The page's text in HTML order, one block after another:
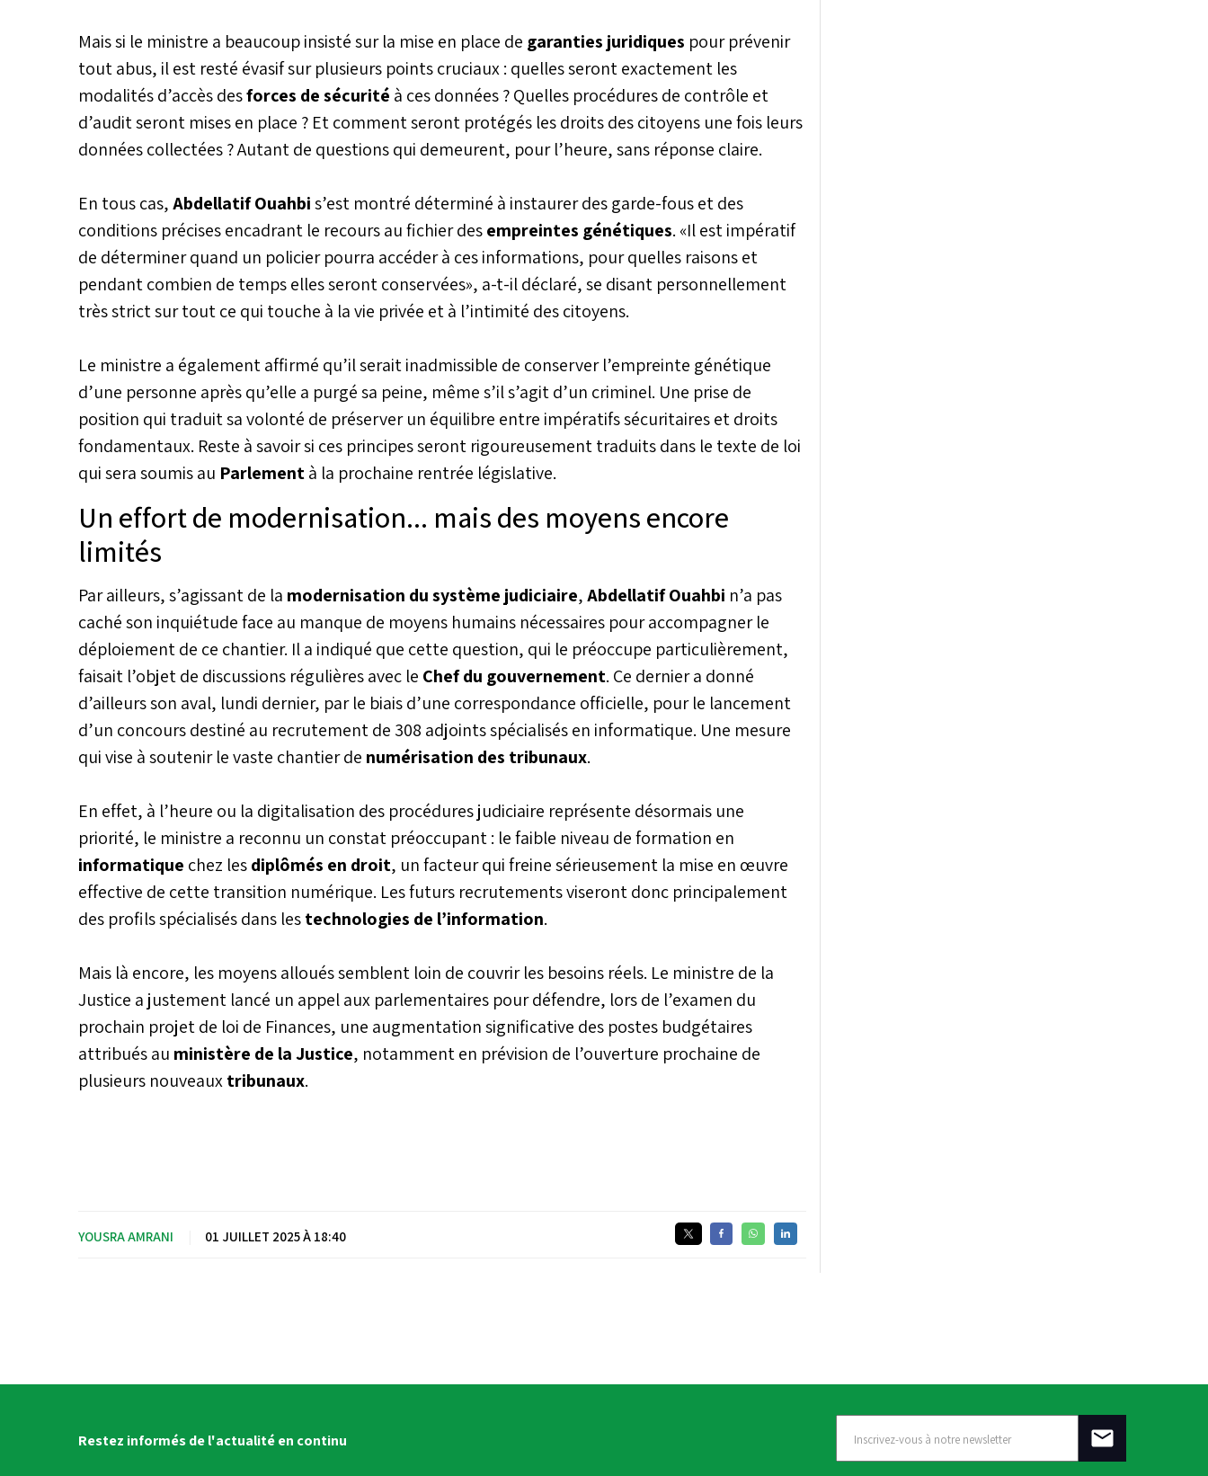
Mais si le ministre a beaucoup insisté sur la mise en place de garanties juridiques pour prévenir
tout abus, il est resté évasif sur plusieurs points cruciaux : quelles seront exactement les
modalités d’accès desforces de sécurité à ces données ? Quelles procédures de contrôle et
d’audit seront mises en place ? Et comment seront protégés les droits des citoyens une fois leurs
données collectées ? Autant de questions qui demeurent, pour l’heure, sans réponse claire.
En tous cas,Abdellatif Ouahbis’est montré déterminé à instaurer des garde-fous et des
conditions précises encadrant le recours au fichier desempreintes génétiques. «Il est impératif
de déterminer quand un policier pourra accéder à ces informations, pour quelles raisons et
pendant combien de temps elles seront conservées», a-t-il déclaré, se disant personnellement
très strict sur tout ce qui touche à la vie privée et à l’intimité des citoyens.
Le ministre a également affirmé qu’il serait inadmissible de conserver l’empreinte génétique
d’une personne après qu’elle a purgé sa peine, même s’il s’agit d’un criminel. Une prise de
position qui traduit sa volonté de préserver un équilibre entre impératifs sécuritaires et droits
fondamentaux. Reste à savoir si ces principes seront rigoureusement traduits dans le texte de loi
qui sera soumis au Parlementà la prochaine rentrée législative.
Un effort de modernisation... mais des moyens encore
limités
Par ailleurs, s’agissant de la modernisation du système judiciaire,Abdellatif Ouahbi n’a pas
caché son inquiétude face au manque de moyens humains nécessaires pour accompagner le
déploiement de ce chantier. Il a indiqué que cette question, qui le préoccupe particulièrement,
faisait l’objet de discussions régulières avec le Chef du gouvernement. Ce dernier a donné
d’ailleurs son aval, lundi dernier, par le biais d’une correspondance officielle, pour le lancement
d’un concours destiné au recrutement de 308 adjoints spécialisés en informatique. Une mesure
qui vise à soutenir le vaste chantier de numérisation des tribunaux.
En effet, à l’heure ou la digitalisation des procédures judiciaire représente désormais une
priorité, le ministre a reconnu un constat préoccupant : le faible niveau de formation en
informatique chez lesdiplômés en droit, un facteur qui freine sérieusement la mise en œuvre
effective de cette transition numérique. Les futurs recrutements viseront donc principalement
des profils spécialisés dans lestechnologies de l’information.
Mais là encore, les moyens alloués semblent loin de couvrir les besoins réels. Le ministre de la
Justice a justement lancé un appel aux parlementaires pour défendre, lors de l’examen du
prochain projet de loi de Finances, une augmentation significative des postes budgétaires
attribués au ministère de la Justice, notamment en prévision de l’ouverture prochaine de
plusieurs nouveauxtribunaux.
YOUSRA AMRANI 01 JUILLET 2025 À 18:40
Restez informés de l'actualité en continu